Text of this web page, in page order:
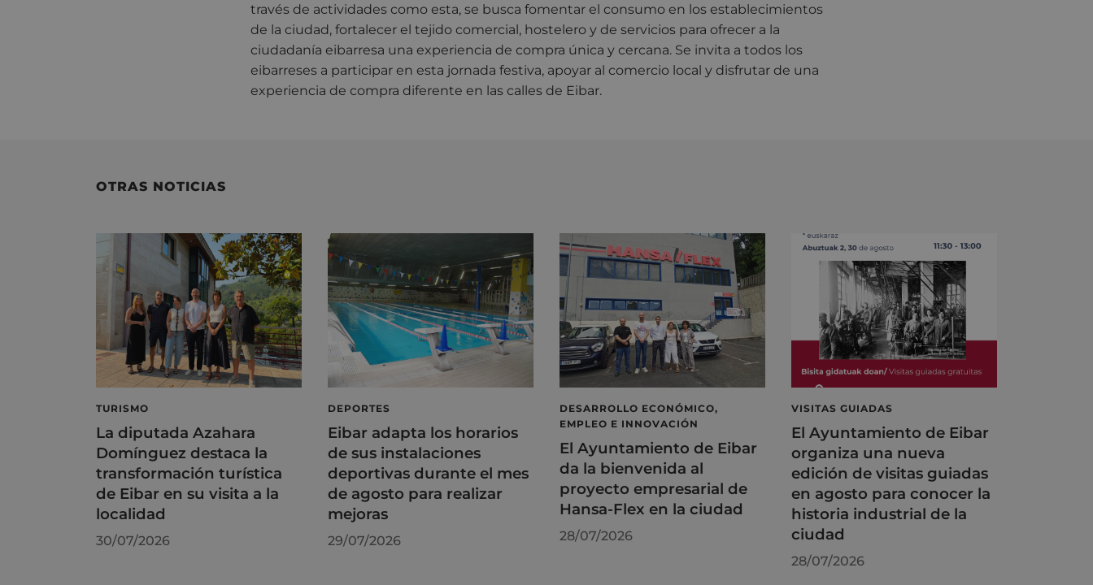
través de actividades como esta, se busca fomentar el consumo en los establecimientos
de la ciudad, fortalecer el tejido comercial, hostelero y de servicios para ofrecer a la
ciudadanía eibarresa una experiencia de compra única y cercana. Se invita a todos los
eibarreses a participar en esta jornada festiva, apoyar al comercio local y disfrutar de una
experiencia de compra diferente en las calles de Eibar.
OTRAS NOTICIAS
TURISMO
La diputada Azahara
Domínguez destaca la
transformación turística
de Eibar en su visita a la
localidad
30/07/2026
DEPORTES
Eibar adapta los horarios
de sus instalaciones
deportivas durante el mes
de agosto para realizar
mejoras
29/07/2026
DESARROLLO ECONÓMICO,
EMPLEO E INNOVACIÓN
El Ayuntamiento de Eibar
da la bienvenida al
proyecto empresarial de
Hansa-Flex en la ciudad
28/07/2026
VISITAS GUIADAS
El Ayuntamiento de Eibar
organiza una nueva
edición de visitas guiadas
en agosto para conocer la
historia industrial de la
ciudad
28/07/2026